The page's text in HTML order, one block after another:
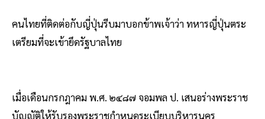
คนไทยที่ติดต่อกับญี่ปุ่นรีบมาบอกข้าพเจ้าว่า ทหารญี่ปุ่นตระ
เตรียมที่จะเข้ายึดรัฐบาลไทย
เมื่อเดือนกรกฎาคม พ.ศ. ๒๔๘๗ จอมพล ป. เสนอร่างพระราช
บัญญัติให้รับรองพระราชกำหนดระเบียบบริหารนคร